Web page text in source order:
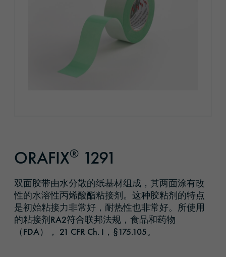
ORAFIX® 1291
双面胶带由水分散的纸基材组成，其两面涂有改
性的水溶性丙烯酸酯粘接剂。这种胶粘剂的特点
是初始粘接力非常好，耐热性也非常好。所使用
的粘接剂RA2符合联邦法规，食品和药物
（FDA）， 21 CFR Ch. I，§175.105。